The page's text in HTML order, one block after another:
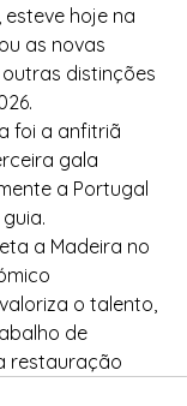
esteve hoje na
as novas
outras distinções
foi a anfitriã
gala
a Portugal
a Madeira no
o talento,
de
restauração